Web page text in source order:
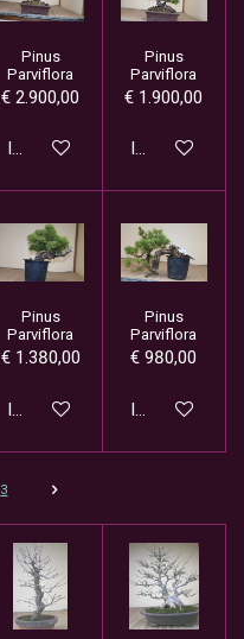
Pinus
Parviflora
€ 2.900,00
In winkelwagen
Pinus
Parviflora
€ 1.900,00
In
Pinus
Parviflora
€ 1.380,00
In winkelwagen
Pinus
Parviflora
€ 980,00
In
3